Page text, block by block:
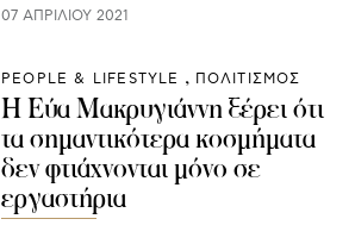
07 ΑΠΡΙΛΊΟΥ 2021
PEOPLE & LIFESTYLE ΠΟΛΙΤΙΣΜΟΣ
Η Εύα Μακρυγιάννη ξέρει ότι
τα σημαντικότερα κοσμήματα
δεν φτιάχνονται μόνο σε
εργαστήρια